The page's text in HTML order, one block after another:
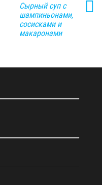
Сырный суп с
шампиньонами,
сосисками и
макаронами